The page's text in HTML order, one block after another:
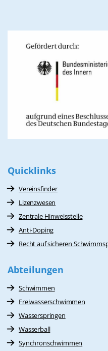
Quicklinks
Vereinsfinder
Lizenzwesen
Zentrale Hinweisstelle
Anti-Doping
Recht auf sicheren
Abteilungen
Schwimmen
Freiwasserschwimmen
Wasserspringen
Wasserball
Synchronschwimmen